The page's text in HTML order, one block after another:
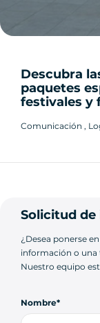
Descubra
paquetes
festivales y
Comunicación ,
Solicitud
¿Desea ponerse
información o una
Nuestro equipo
Nombre